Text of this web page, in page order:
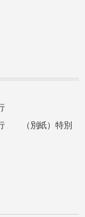
（別紙）特別